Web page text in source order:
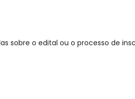
sobre o edital ou o processo de